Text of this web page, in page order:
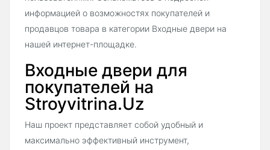
информацией о возможностях покупателей и
продавцов товара в категории Входные двери на
нашей интернет-площадке.
Входные двери для
покупателей на
Stroyvitrina.Uz
Наш проект представляет собой удобный и
максимально эффективный инструмент,